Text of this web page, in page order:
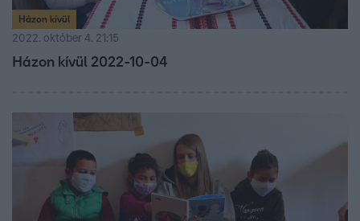
Házon kívül
2022. október 4. 21:15
Házon kívül 2022-10-04